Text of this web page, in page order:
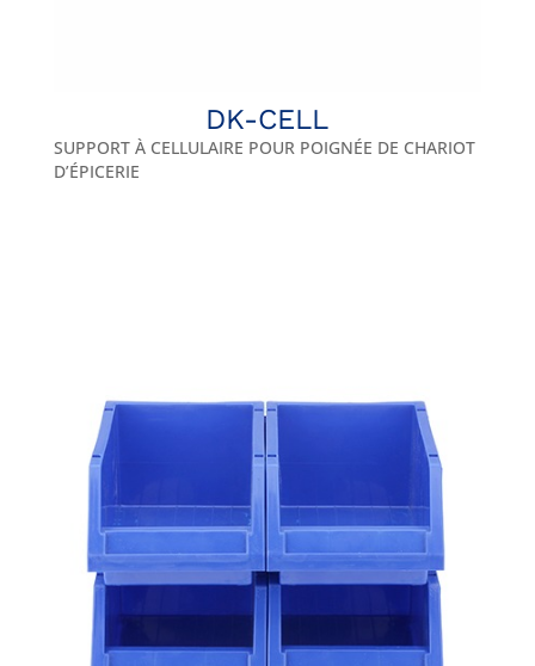
DK-CELL
SUPPORT À CELLULAIRE POUR POIGNÉE DE CHARIOT
D’ÉPICERIE